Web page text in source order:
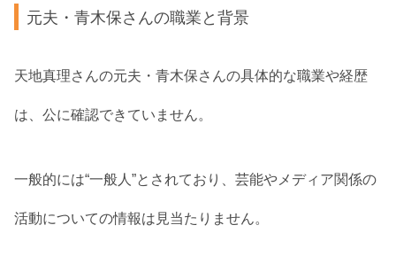
元夫・青木保さんの職業と背景
天地真理さんの元夫・青木保さんの具体的な職業や経歴
は、公に確認できていません。
一般的には“一般人”とされており、芸能やメディア関係の
活動についての情報は見当たりません。